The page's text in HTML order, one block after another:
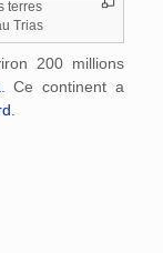
terres
Trias
200 millions
. Ce continent a